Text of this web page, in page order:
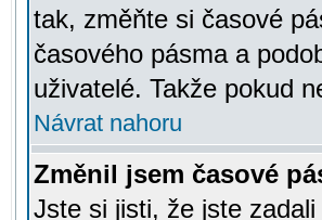
tak, změňte si časové
časového pásma a
uživatelé. Takže pokud
Návrat nahoru
Změnil jsem časové
Jste si jisti, že jste